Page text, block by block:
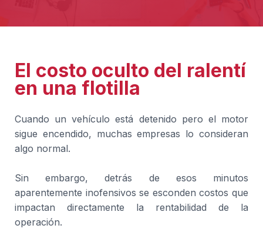
El costo oculto del ralentí
en una flotilla
Cuando un vehículo está detenido pero el motor
sigue encendido, muchas empresas lo consideran
algo normal.
Sin embargo, detrás de esos minutos
aparentemente inofensivos se esconden costos que
impactan directamente la rentabilidad de la
operación.